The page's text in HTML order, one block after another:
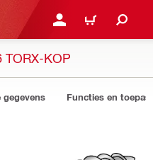
AANMELDEN OF
WINKELWAGEN
TORX-KOP
gegevens Functies en